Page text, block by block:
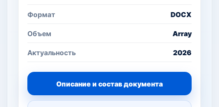
Формат DOCX
Объем Array
Актуальность 2026
Описание и состав документа